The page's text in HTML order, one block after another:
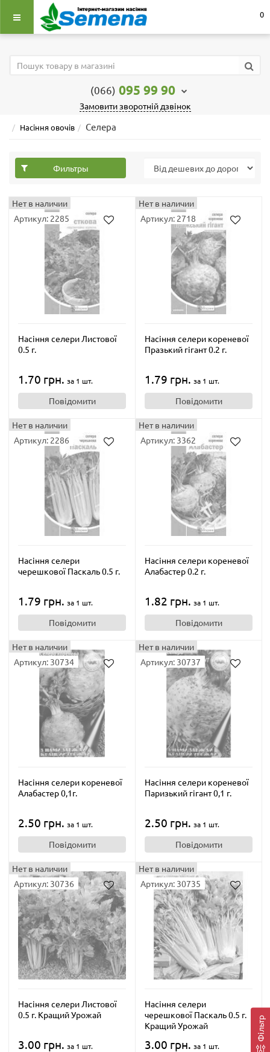
0
(066) 095 99 90
Замовити зворотній дзвінок
Насіння овочів Селера
Фільтр
Фильтры
Нет в наличии
Артикул: 2285
Насіння селери Листової
0.5 г.
1.70 грн. за 1 шт.
Повідомити
Нет в наличии
Артикул: 2718
Насіння селери кореневої
Празький гігант 0.2 г.
1.79 грн. за 1 шт.
Повідомити
Нет в наличии
Артикул: 2286
Насіння селери
черешкової Паскаль 0.5 г.
1.79 грн. за 1 шт.
Повідомити
Нет в наличии
Артикул: 3362
Насіння селери кореневої
Алабастер 0.2 г.
1.82 грн. за 1 шт.
Повідомити
Нет в наличии
Артикул: 30734
Насіння селери кореневої
Алабастер 0,1г.
2.50 грн. за 1 шт.
Повідомити
Нет в наличии
Артикул: 30737
Насіння селери кореневої
Паризький гігант 0,1 г.
2.50 грн. за 1 шт.
Повідомити
Нет в наличии
Артикул: 30736
Насіння селери Листової
0.5 г. Кращий Урожай
3.00 грн. за 1 шт.
Нет в наличии
Артикул: 30735
Насіння селери
черешкової Паскаль 0.5 г.
Кращий Урожай
3.00 грн. за 1 шт.